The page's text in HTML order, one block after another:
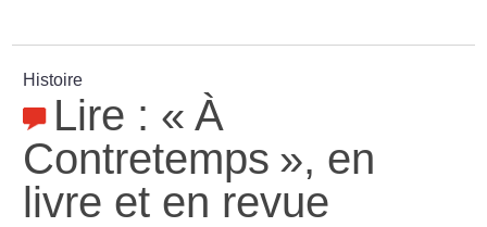
Histoire
Lire : « À
Contretemps », en
livre et en revue